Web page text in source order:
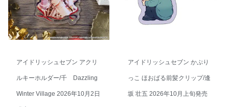
アイドリッシュセブン アクリ
ルキーホルダー/千 Dazzling
Winter Village 2026年10月2日
アイドリッシュセブン かぷり
っこ ほおばる前髪クリップ/逢
坂 壮五 2026年10月上旬発売